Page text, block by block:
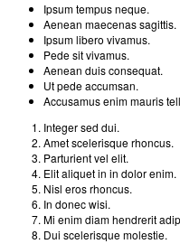
Ipsum tempus neque.
Aenean maecenas sagittis.
Ipsum libero vivamus.
Pede sit vivamus.
Aenean duis consequat.
Ut pede accumsan.
Accusamus enim mauris
Integer sed dui.
Amet scelerisque rhoncus.
Parturient vel elit.
Elit aliquet in in dolor enim.
Nisl eros rhoncus.
In donec wisi.
Mi enim diam hendrerit
Dui scelerisque molestie.